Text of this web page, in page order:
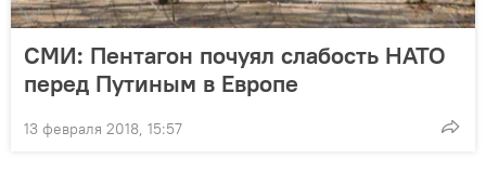
СМИ: Пентагон почуял слабость НАТО
перед Путиным в Европе
13 февраля 2018, 15:57